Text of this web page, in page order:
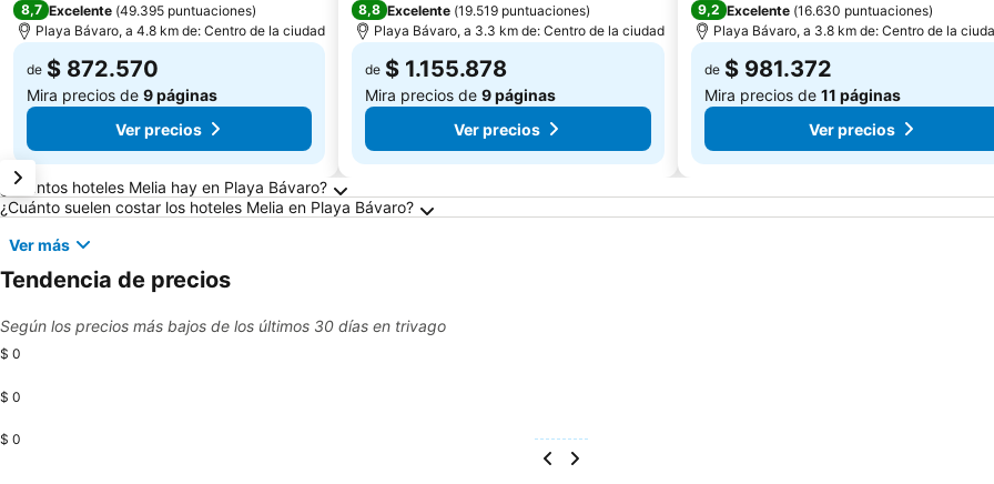
8,7 Excelente (49.395 puntuaciones)
Playa Bávaro, a 4.8 km de: Centro de la ciudad
de $ 872.570
Mira precios de 9 páginas
Ver precios
8,8 Excelente (19.519 puntuaciones)
Playa Bávaro, a 3.3 km de: Centro de la ciudad
de $ 1.155.878
Mira precios de 9 páginas
Ver precios
9,2 Excelente (16.630 puntuaciones)
Playa Bávaro, a 3.8 km de: Centro de la
de $ 981.372
Mira precios de 11 páginas
Ver precios
Preguntas frecuentes sobre Playa Bávaro
¿Cuántos hoteles Melia hay en Playa Bávaro?
¿Cuánto suelen costar los hoteles Melia en Playa Bávaro?
Ver más
Tendencia de precios
Según los precios más bajos de los últimos 30 días en trivago
$ 0
$ 0
$ 0